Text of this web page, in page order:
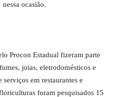
ocasião.
Procon Estadual fizeram parte
joias, eletrodomésticos e
em restaurantes e
foram pesquisados 15